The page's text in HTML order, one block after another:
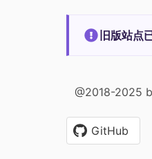
旧版站点
@2018-2025
GitHub